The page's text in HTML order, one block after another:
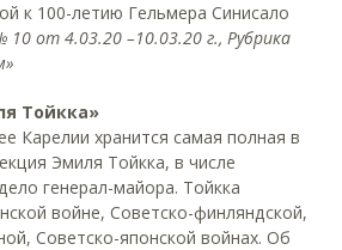
к 100-летию Гельмера Синисало
10 от 4.03.20 –10.03.20 г., Рубрика
Тойкка»
Карелии хранится самая полная в
Эмиля Тойкка, в числе
генерал-майора. Тойкка
войне, Советско-финляндской,
Советско-японской войнах. Об